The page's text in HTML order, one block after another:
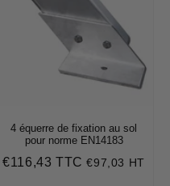
4 équerre de fixation au sol
pour norme EN14183
Prix
€116,43 TTC€116,43
€97,03 HT